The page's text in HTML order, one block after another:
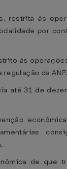
restrita às
por
às
da
até 31 de
de que